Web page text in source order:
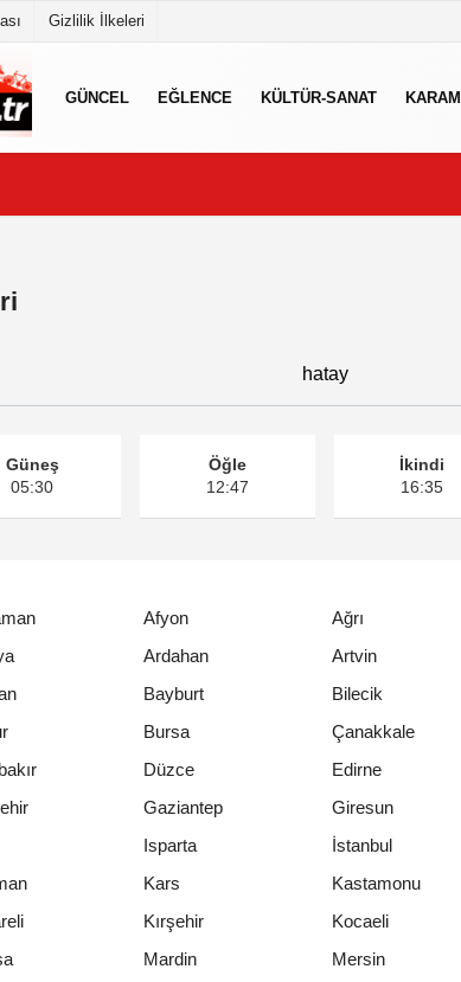
Gizlilik İlkeleri
GÜNCEL EĞLENCE KÜLTÜR-SANAT
hatay
Güneş
05:30
Öğle
12:47
İkindi
16:35
Afyon Ağrı
Ardahan Artvin
Bayburt Bilecik
Bursa Çanakkale
Düzce Edirne
Gaziantep Giresun
Isparta İstanbul
Kars Kastamonu
Kırşehir Kocaeli
Mardin Mersin